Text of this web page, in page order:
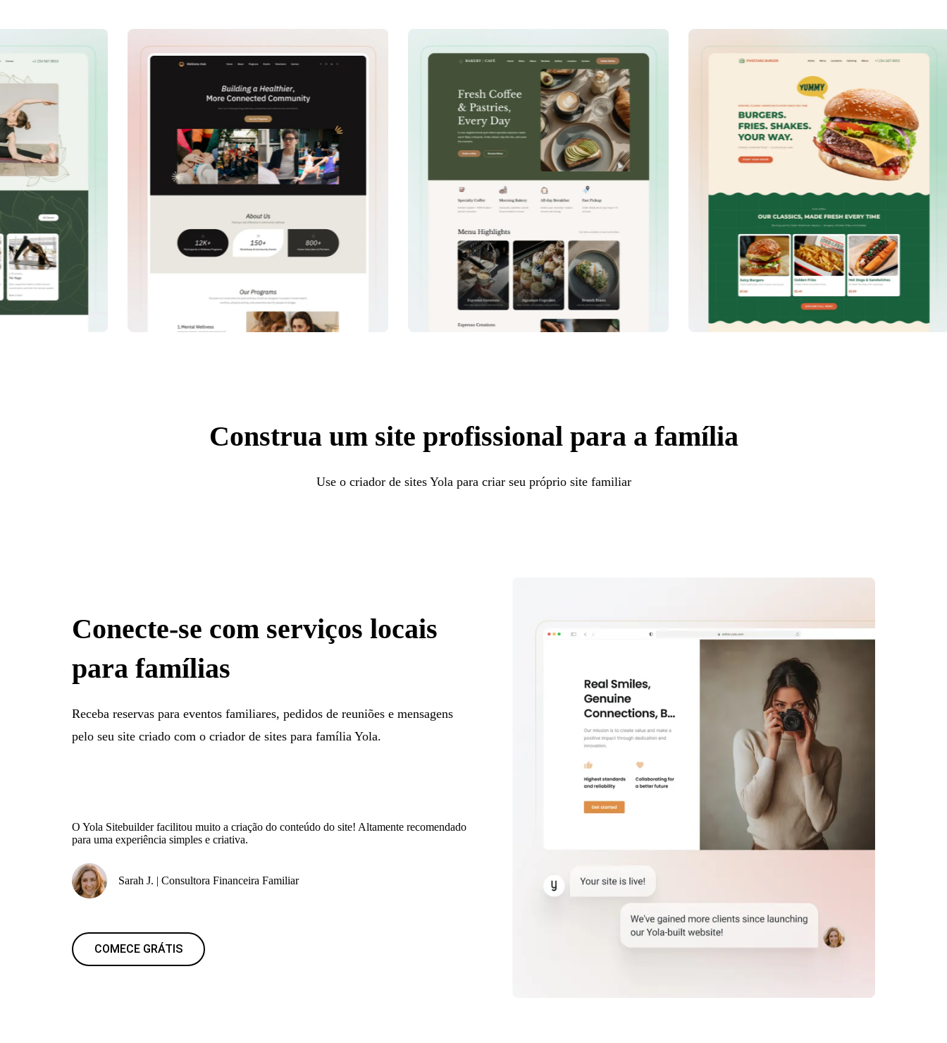
Construa um site profissional para a família
Use o criador de sites Yola para criar seu próprio site familiar
Conecte-se com serviços locais
para famílias
Receba reservas para eventos familiares, pedidos de reuniões e mensagens
pelo seu site criado com o criador de sites para família Yola.
O Yola Sitebuilder facilitou muito a criação do conteúdo do site! Altamente recomendado
para uma experiência simples e criativa.
Sarah J. | Consultora Financeira Familiar
COMECE GRÁTIS